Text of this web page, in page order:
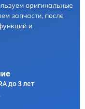
оригинальные
запчасти, после
и
до 3 лет